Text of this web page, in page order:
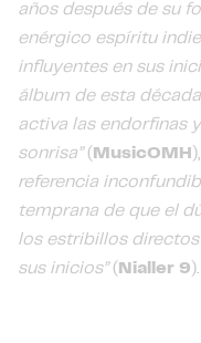
años después de su
enérgico espíritu
influyentes en sus
álbum de esta
activa las endorfinas
sonrisa”( MusicOMH ),
referencia
temprana de que el
los estribillos
sus inicios”( Nialler 9 ).